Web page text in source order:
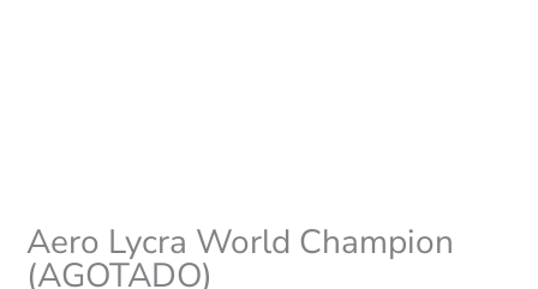
(AGOTADO)